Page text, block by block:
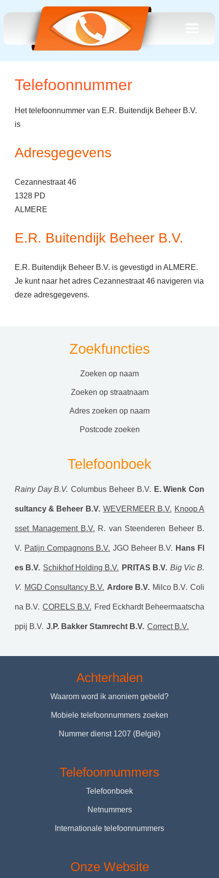
Telefoonnummer
Het telefoonnummer van E.R. Buitendijk Beheer B.V.
is
Adresgegevens
Cezannestraat 46
1328 PD
ALMERE
E.R. Buitendijk Beheer B.V.
E.R. Buitendijk Beheer B.V. is gevestigd in ALMERE.
Je kunt naar het adres Cezannestraat 46 navigeren via
deze adresgegevens.
Zoekfuncties
zoeken op naam
zoeken op straatnaam
adres zoeken op naam
postcode zoeken
Telefoonboek
Rainy Day B.V. Columbus Beheer B.V. E. Wienk Con
sultancy & Beheer B.V. WEVERMEER B.V. Knoop A
sset Management B.V. R. van Steenderen Beheer B.
V. Patijn Compagnons B.V. JGO Beheer B.V. Hans Fl
es B.V. Schikhof Holding B.V. PRITAS B.V. Big Vic B.
V. MGD Consultancy B.V. Ardore B.V. Milco B.V. Coli
na B.V. CORELS B.V. Fred Eckhardt Beheermaatscha
ppij B.V. J.P. Bakker Stamrecht B.V. Correct B.V.
Achterhalen
Waarom word ik anoniem gebeld?
Mobiele telefoonnummers zoeken
Nummer dienst 1207 (België)
Telefoonnummers
Telefoonboek
Netnummers
Internationale telefoonnummers
Onze Website